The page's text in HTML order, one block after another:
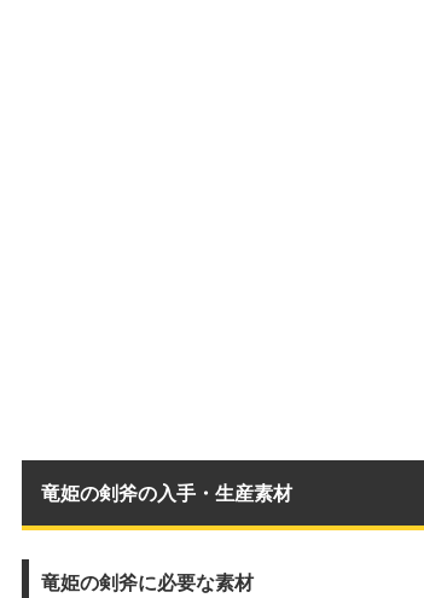
竜姫の剣斧の入手・生産素材
竜姫の剣斧に必要な素材